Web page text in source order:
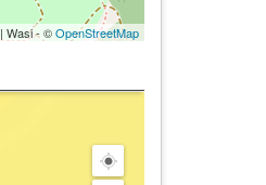
| Wasi - ©OpenStreetMap